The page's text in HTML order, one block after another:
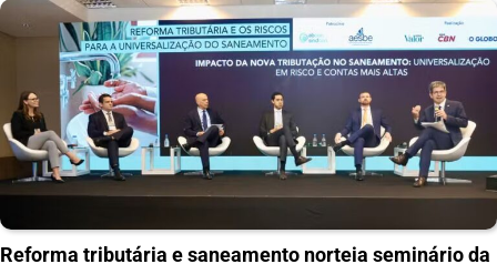
Reforma tributária e saneamento norteia seminário da